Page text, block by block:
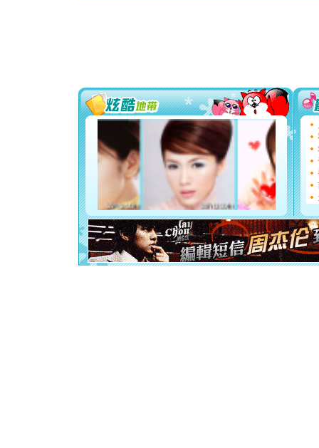
能正大光
都要快乐
[圣诞节]
如意,快
[元旦]
看
断电。
你是我
[元旦]
如
起；二
离。水
[元旦]当
泣，这痛
卖了。水
[春节]风
颜！冬去